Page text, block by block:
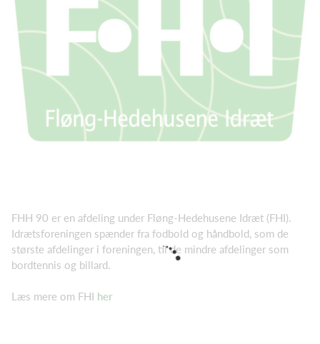
FHH 90 er en afdeling under Fløng-Hedehusene Idræt (FHI).
Idrætsforeningen spænder fra fodbold og håndbold, som de
største afdelinger i foreningen, til de mindre afdelinger som
bordtennis og billard.
Læs mere om FHI her